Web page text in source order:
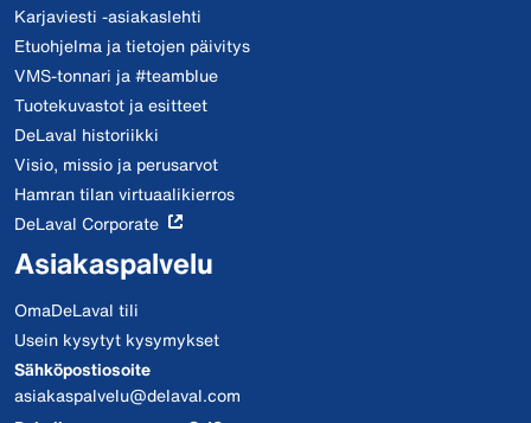
Karjaviesti -asiakaslehti
Etuohjelma ja tietojen päivitys
VMS-tonnari ja #teamblue
Tuotekuvastot ja esitteet
DeLaval historiikki
Visio, missio ja perusarvot
Hamran tilan virtuaalikierros
DeLaval Corporate
Asiakaspalvelu
OmaDeLaval tili
Usein kysytyt kysymykset
Sähköpostiosoite
asiakaspalvelu@delaval.com